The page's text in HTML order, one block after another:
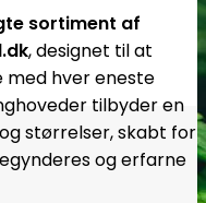
sortiment af
, designet til at
med hver eneste
tilbyder en
størrelser, skabt for
og erfarne